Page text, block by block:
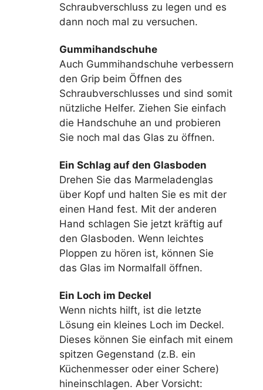
Schraubverschluss zu legen und es
dann noch mal zu versuchen.
Gummihandschuhe
Auch Gummihandschuhe verbessern
den Grip beim Öffnen des
Schraubverschlusses und sind somit
nützliche Helfer. Ziehen Sie einfach
die Handschuhe an und probieren
Sie noch mal das Glas zu öffnen.
Ein Schlag auf den Glasboden
Drehen Sie das Marmeladenglas
über Kopf und halten Sie es mit der
einen Hand fest. Mit der anderen
Hand schlagen Sie jetzt kräftig auf
den Glasboden. Wenn leichtes
Ploppen zu hören ist, können Sie
das Glas im Normalfall öffnen.
Ein Loch im Deckel
Wenn nichts hilft, ist die letzte
Lösung ein kleines Loch im Deckel.
Dieses können Sie einfach mit einem
spitzen Gegenstand (z.B. ein
Küchenmesser oder einer Schere)
hineinschlagen. Aber Vorsicht: